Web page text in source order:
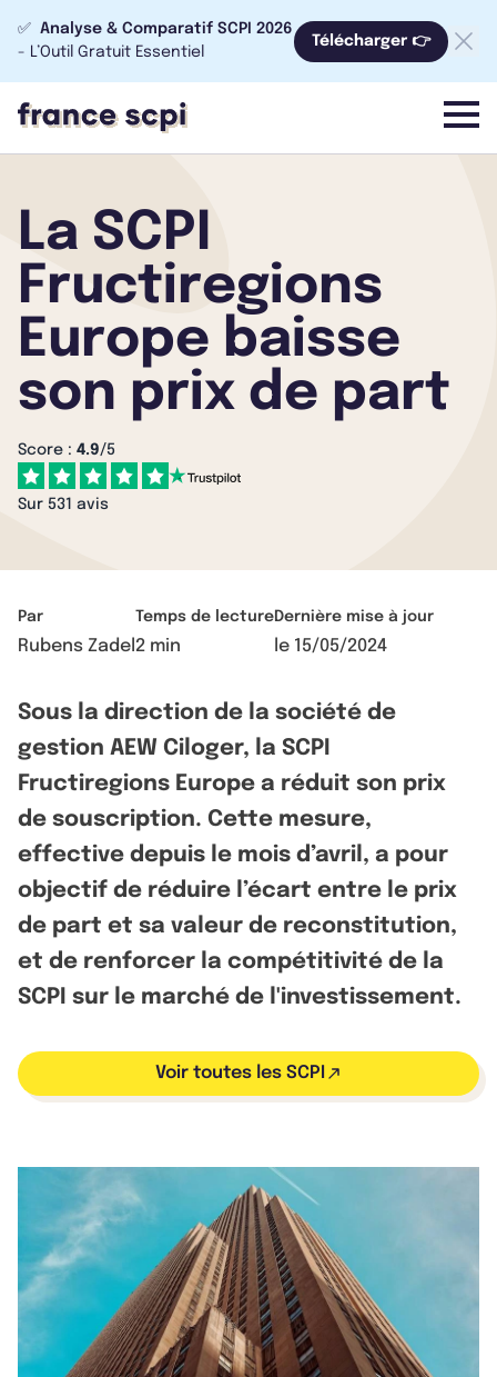
✅ Analyse & Comparatif SCPI 2026
- L’Outil Gratuit Essentiel
Télécharger 👉
menu
La SCPI
Fructiregions
Europe baisse
son prix de part
Score : 4.9/5
Sur 531 avis
Par
Rubens Zadel
Temps de lecture
2 min
Dernière mise à jour
le 15/05/2024
Sous la direction de la société de
gestion AEW Ciloger, la SCPI
Fructiregions Europe a réduit son prix
de souscription. Cette mesure,
effective depuis le mois d’avril, a pour
objectif de réduire l’écart entre le prix
de part et sa valeur de reconstitution,
et de renforcer la compétitivité de la
SCPI sur le marché de l'investissement.
Voir toutes les SCPI